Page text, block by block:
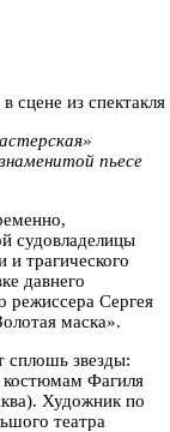
сцене из спектакля
пьесе
судовладелицы
трагического
давнего
режиссера Сергея
маска».
сплошь звезды:
Фагиля
Художник по
театра